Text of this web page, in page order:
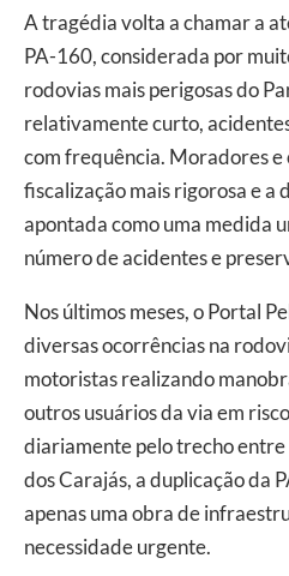
A tragédia volta a chamar a
PA-160, considerada por
rodovias mais perigosas do
relativamente curto,
com frequência. Moradores
fiscalização mais rigorosa e a
apontada como uma medida
número de acidentes e
Nos últimos meses, o Portal
diversas ocorrências na
motoristas realizando
outros usuários da via em
diariamente pelo trecho entre
dos Carajás, a duplicação da
apenas uma obra de
necessidade urgente.